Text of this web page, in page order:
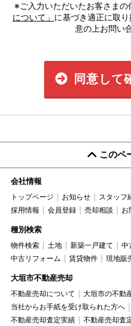
※ご入力いただいたお客さまの
について」 に基づき適正に取
意の上お問い
同意して
このペ
会社情報
トップページ お知らせ スタッフ
採用情報
会員登録 売却相談 お
種別検索
物件検索 土地 新築一戸建て 中
中古リフォーム
賃貸物件 現地販
大垣市不動産売却
不動産売却について
大垣市の不動
当社からお手紙を受け取られた方へ
不動産売却査定実績
不動産売却査